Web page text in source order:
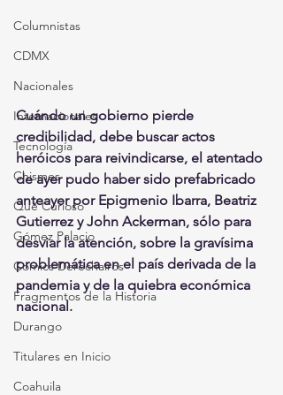
Columnistas
CDMX
Nacionales
Internacionales
Tecnología
Chismes
Qué Curioso
Gómez Palacio
Comics Derechairos
Fragmentos de la Historia
Durango
Titulares en Inicio
Coahuila
Cuándo un gobierno pierde
credibilidad, debe buscar actos
heróicos para reivindicarse, el atentado
de ayer pudo haber sido prefabricado
anteayer por Epigmenio Ibarra, Beatriz
Gutierrez y John Ackerman, sólo para
desviar la atención, sobre la gravísima
problemática en el país derivada de la
pandemia y de la quiebra económica
nacional.